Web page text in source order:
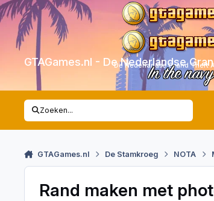
Skip to content
GTAGames.nl - De Nederlandse
De Nederlandse Grand Theft
In the
Zoeken...
GTAGames.nl De Stamkroeg NOTA
Rand maken met